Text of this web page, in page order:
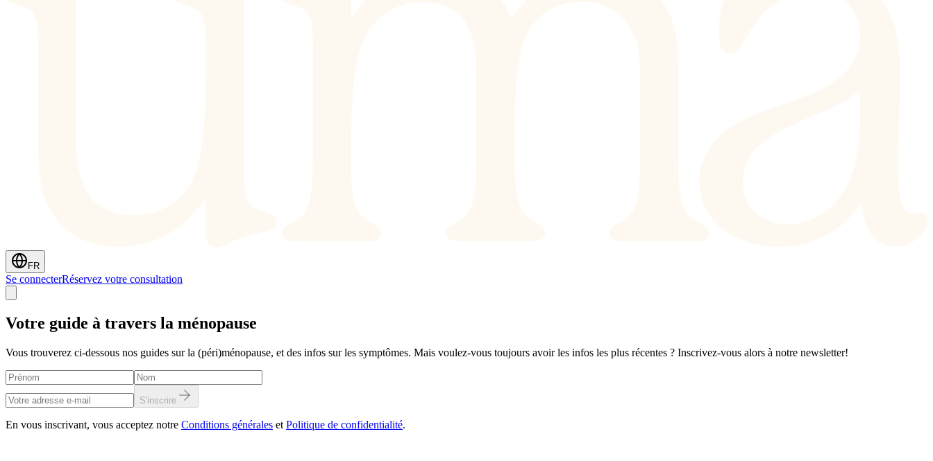
FR
Se connecterRéservez votre consultation
Votre guide à travers la ménopause
Vous trouverez ci-dessous nos guides sur la (péri)ménopause, et des infos sur les symptômes. Mais voulez-vous toujours avoir les infos les plus récentes ? Inscrivez-vous alors à notre newsletter!
S'inscrire
En vous inscrivant, vous acceptez notre Conditions générales et Politique de confidentialité.